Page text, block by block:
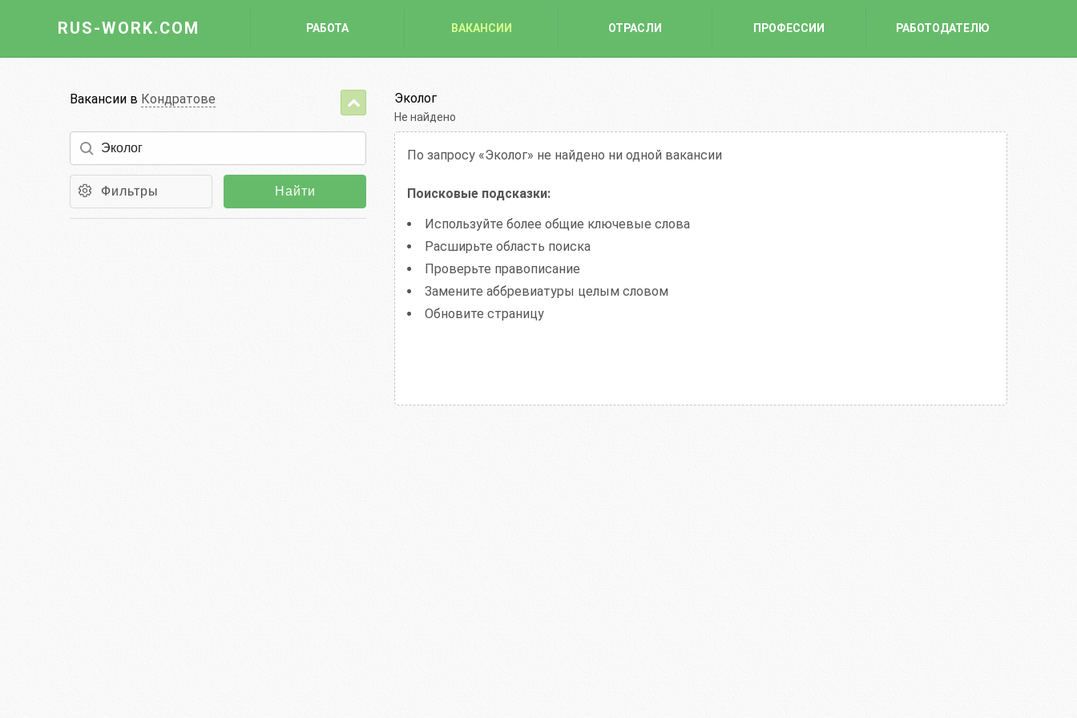
RUS-WORK.COM РАБОТА ВАКАНСИИ ОТРАСЛИ ПРОФЕССИИ РАБОТОДАТЕЛЮ
Профессии
Вакансии в Кондратове
Фильтры Найти
Эколог
Не найдено
По запросу «Эколог» не найдено ни одной вакансии
Поисковые подсказки:
Используйте более общие ключевые слова
Расширьте область поиска
Проверьте правописание
Замените аббревиатуры целым словом
Обновите страницу